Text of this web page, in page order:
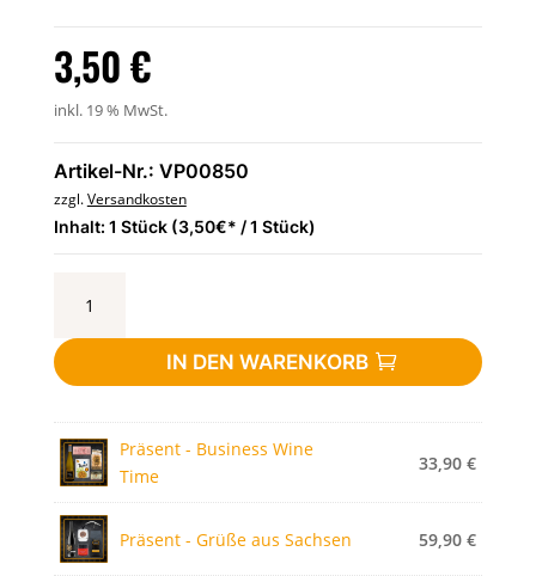
3,50€
inkl. 19 % MwSt.
Artikel-Nr.: VP00850
zzgl.Versandkosten
Inhalt: 1 Stück (3,50€* / 1 Stück)
Infinity
Blau
2er
IN DEN WARENKORB
Präsent - Business Wine
Time
33,90€
Präsent - Grüße aus Sachsen 59,90€